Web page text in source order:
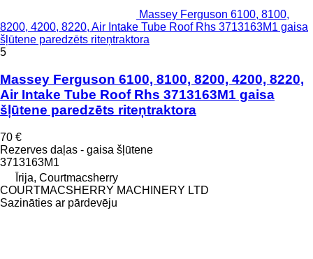
Massey Ferguson 6100, 8100,
8200, 4200, 8220, Air Intake Tube Roof Rhs 3713163M1 gaisa
šļūtene paredzēts riteņtraktora
5
Massey Ferguson 6100, 8100, 8200, 4200, 8220,
Air Intake Tube Roof Rhs 3713163M1 gaisa
šļūtene paredzēts riteņtraktora
70 €
Rezerves daļas - gaisa šļūtene
3713163M1
Īrija, Courtmacsherry
COURTMACSHERRY MACHINERY LTD
Sazināties ar pārdevēju